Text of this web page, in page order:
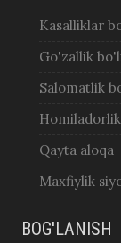
Kasalliklar
Go'zallik
Salomatlik
Qayta aloqa
Maxfiylik
BOG'LANISH